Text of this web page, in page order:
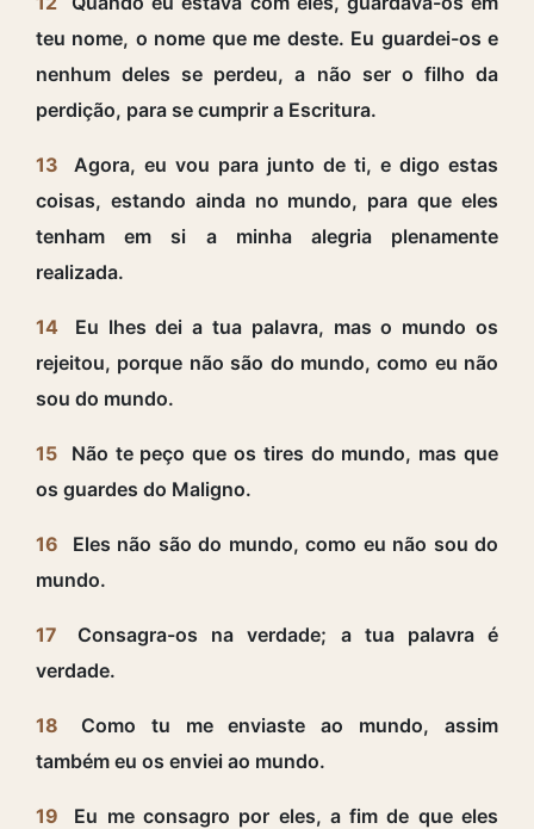
teu nome, o nome que me deste. Eu guardei-os e
nenhum deles se perdeu, a não ser o filho da
perdição, para se cumprir a Escritura.
13
Agora, eu vou para junto de ti, e digo estas
coisas, estando ainda no mundo, para que eles
tenham em si a minha alegria plenamente
realizada.
14
Eu lhes dei a tua palavra, mas o mundo os
rejeitou, porque não são do mundo, como eu não
sou do mundo.
15
Não te peço que os tires do mundo, mas que
os guardes do Maligno.
16
Eles não são do mundo, como eu não sou do
mundo.
17
Consagra-os na verdade; a tua palavra é
verdade.
18
Como tu me enviaste ao mundo, assim
também eu os enviei ao mundo.
19
Eu me consagro por eles, a fim de que eles